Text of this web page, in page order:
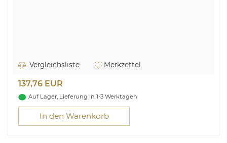
Vergleichsliste Merkzettel
137,76 EUR
Auf Lager, Lieferung in 1-3 Werktagen
In den Warenkorb